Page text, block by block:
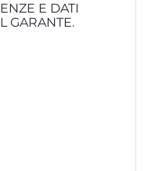
E DATI
GARANTE.